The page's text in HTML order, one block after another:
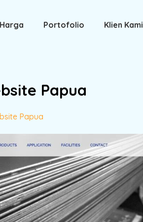
Harga Portofolio Klien Kami
Papua
Papua